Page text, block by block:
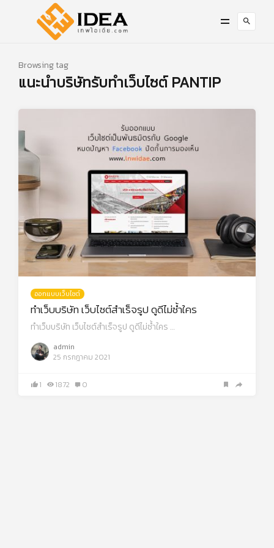
Browsing tag
แนะนำบริษัทรับทำเว็บไซต์ PANTIP
ออกแบบเว็บไซต์
ทำเว็บบริษัท เว็บไซต์สำเร็จรูป ดูดีไม่ซ้ำใคร
ทำเว็บบริษัท เว็บไซต์สำเร็จรูป ดูดีไม่ซ้ำใคร …
admin
25 กรกฎาคม 2021
1 1872 0